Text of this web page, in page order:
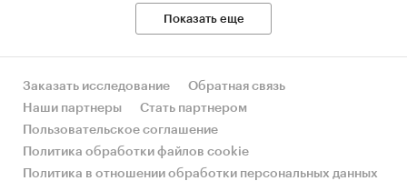
Показать еще
Заказать исследование
Обратная связь
Наши партнеры
Стать партнером
Пользовательское соглашение
Политика обработки файлов cookie
Политика в отношении обработки персональных данных